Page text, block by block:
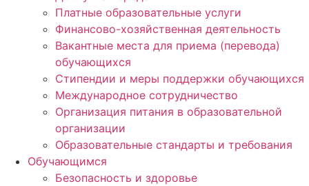
Платные образовательные услуги
Финансово-хозяйственная деятельность
Вакантные места для приема (перевода)
обучающихся
Стипендии и меры поддержки обучающихся
Международное сотрудничество
Организация питания в образовательной
организации
Образовательные стандарты и требования
Обучающимся
Безопасность и здоровье